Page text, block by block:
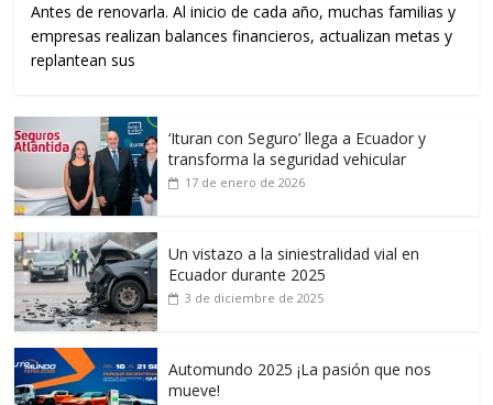
Antes de renovarla. Al inicio de cada año, muchas familias y
empresas realizan balances financieros, actualizan metas y
replantean sus
‘Ituran con Seguro’ llega a Ecuador y
transforma la seguridad vehicular
17 de enero de 2026
Un vistazo a la siniestralidad vial en
Ecuador durante 2025
3 de diciembre de 2025
Automundo 2025 ¡La pasión que nos
mueve!